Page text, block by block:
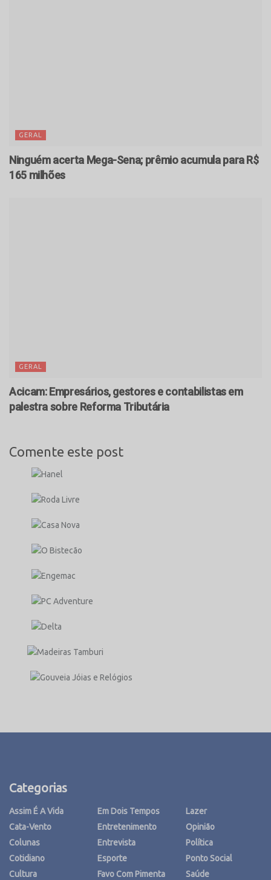
GERAL
Ninguém acerta Mega-Sena; prêmio acumula para R$
165 milhões
GERAL
Acicam: Empresários, gestores e contabilistas em
palestra sobre Reforma Tributária
Comente este post
Categorias
Assim É A Vida
Cata-Vento
Colunas
Cotidiano
Cultura
Em Dois Tempos
Entretenimento
Entrevista
Esporte
Favo Com Pimenta
Lazer
Opinião
Política
Ponto Social
Saúde